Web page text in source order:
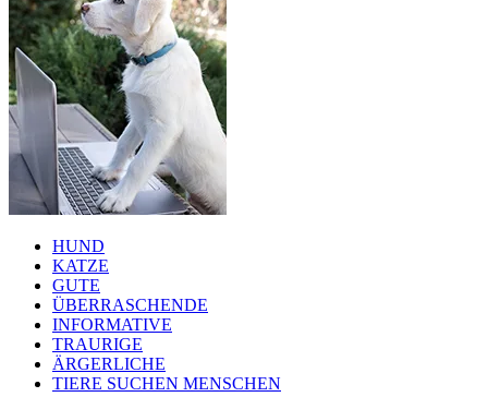
HUND
KATZE
GUTE
ÜBERRASCHENDE
INFORMATIVE
TRAURIGE
ÄRGERLICHE
TIERE SUCHEN MENSCHEN